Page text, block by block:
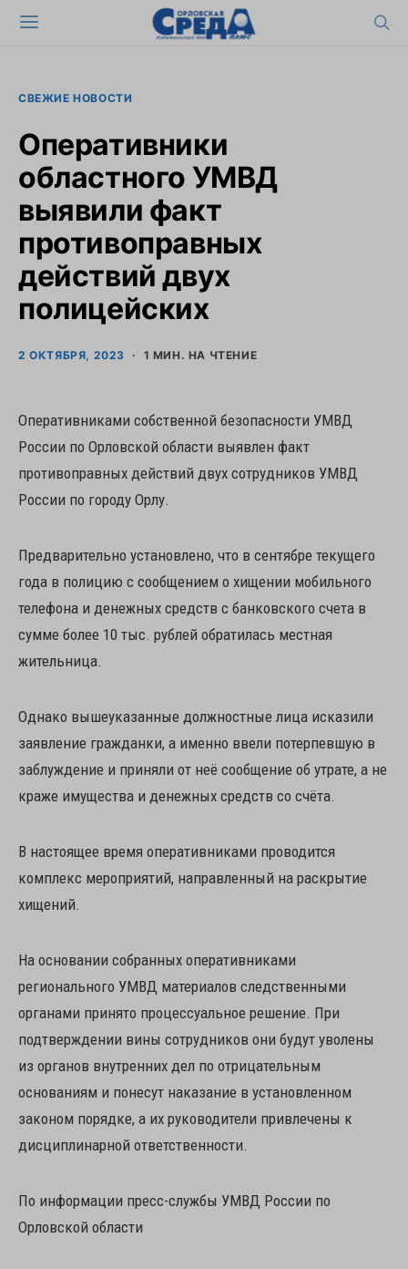
СВЕЖИЕ НОВОСТИ
Оперативники
областного УМВД
выявили факт
противоправных
действий двух
полицейских
2 ОКТЯБРЯ, 2023 1 МИН. НА ЧТЕНИЕ
Оперативниками собственной безопасности УМВД
России по Орловской области выявлен факт
противоправных действий двух сотрудников УМВД
России по городу Орлу.
Предварительно установлено, что в сентябре текущего
года в полицию с сообщением о хищении мобильного
телефона и денежных средств с банковского счета в
сумме более 10 тыс. рублей обратилась местная
жительница.
Однако вышеуказанные должностные лица исказили
заявление гражданки, а именно ввели потерпевшую в
заблуждение и приняли от неё сообщение об утрате, а не
краже имущества и денежных средств со счёта.
В настоящее время оперативниками проводится
комплекс мероприятий, направленный на раскрытие
хищений.
На основании собранных оперативниками
регионального УМВД материалов следственными
органами принято процессуальное решение. При
подтверждении вины сотрудников они будут уволены
из органов внутренних дел по отрицательным
основаниям и понесут наказание в установленном
законом порядке, а их руководители привлечены к
дисциплинарной ответственности.
По информации пресс-службы УМВД России по
Орловской области